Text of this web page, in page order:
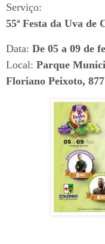
Serviço:
55ª Festa da Uva de
Data: De 05 a 09 de
Local: Parque
Floriano Peixoto,